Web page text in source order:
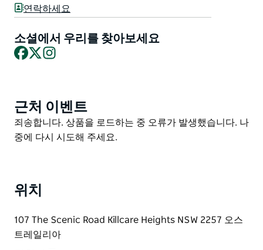
는 시드니 북쪽으로 차로 단 90분 거리에 있는 쾌적한 해
변 마을인 Killcare에 있습니다. 시드니의 팜 비치(Palm
Beach)에서 페리를 타고 오실 수도 있습니다.
휴양지의 무성한 정원에 자리잡은 25개의 햄튼 스타일 스
습니다.
구내 인기 레스토랑에서 식사를 하고 정원에서 칵테일을
바에서 전채 요리를 즐겨보세요. 야외 마그네슘 랩 풀에
Bells Day Spa는 호주 스킨케어 제품을 사용하여 다양한
개별 요법과 전체적인 웰니스 트리트먼트를 제공합니다.
유기농이며 깨끗하며 가장 순수한 등급의 에센셜 오일과
연락하세요
소셜에서 우리를 찾아보세요
Facebook
X
Product
List
근처 이벤트
Product
List
죄송합니다. 상품을 로드하는 중 오류가 발생했습니다. 나
중에 다시 시도해 주세요.
위치
107 The Scenic Road Killcare Heights NSW 2257 오스
트레일리아